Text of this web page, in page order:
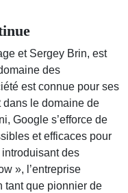
et Sergey Brin, est
des
est connue pour ses
dans le domaine de
Google s’efforce de
et efficaces pour
des
», l’entreprise
tant que pionnier de